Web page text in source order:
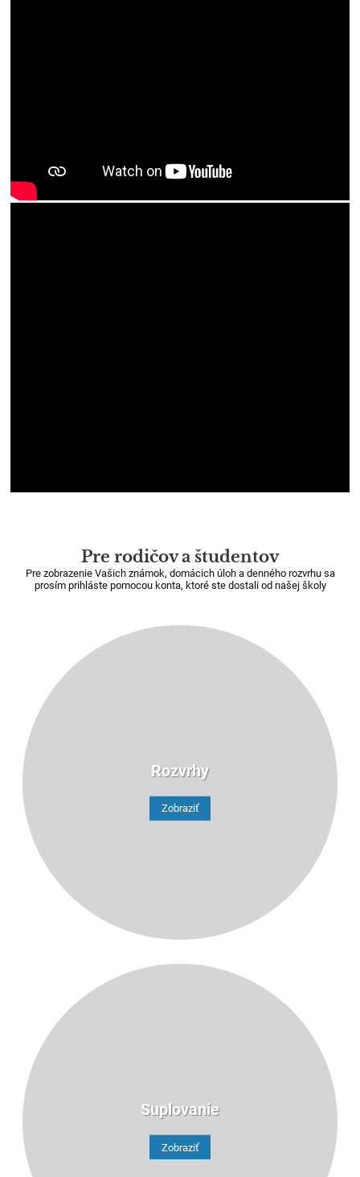
Pre rodičov a študentov
Pre zobrazenie Vašich známok, domácich úloh a denného rozvrhu sa
prosím prihláste pomocou konta, ktoré ste dostali od našej školy
Rozvrhy
Zobraziť
Suplovanie
Zobraziť